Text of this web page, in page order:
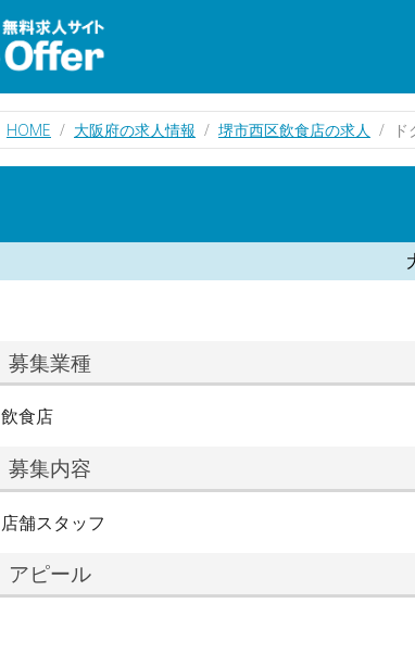
HOME 大阪府の求人情報 堺市西区飲食店の求人
募集業種
飲食店
募集内容
店舗スタッフ
アピール